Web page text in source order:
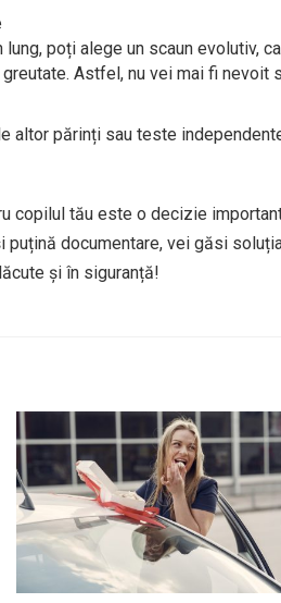
poți alege un scaun evolutiv,
Astfel, nu vei mai fi nevoit
altor părinți sau teste
copilul tău este o decizie
puțină documentare, vei găsi
și în siguranță!